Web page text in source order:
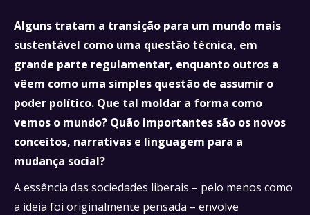
Alguns tratam a transição para um mundo mais
sustentável como uma questão técnica, em
grande parte regulamentar, enquanto outros a
vêem como uma simples questão de assumir o
poder político. Que tal moldar a forma como
vemos o mundo? Quão importantes são os novos
conceitos, narrativas e linguagem para a
mudança social?
A essência das sociedades liberais – pelo menos como
a ideia foi originalmente pensada – envolve